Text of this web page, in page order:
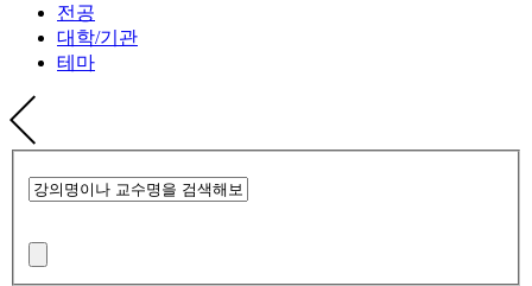
전공
대학/기관
테마